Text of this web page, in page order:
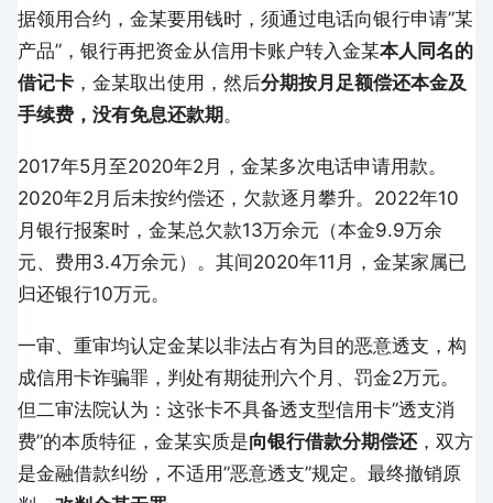
据领用合约，金某要用钱时，须通过电话向银行申请”某
产品”，银行再把资金从信用卡账户转入金某本人同名的
借记卡 ，金某取出使用，然后分期按月足额偿还本金及
手续费，没有免息还款期。
2017年5月至2020年2月，金某多次电话申请用款。
2020年2月后未按约偿还，欠款逐月攀升。2022年10
月银行报案时，金某总欠款13万余元（本金9.9万余
元、费用3.4万余元）。其间2020年11月，金某家属已
归还银行10万元。
一审、重审均认定金某以非法占有为目的恶意透支，构
成信用卡诈骗罪，判处有期徒刑六个月、罚金2万元。
但二审法院认为：这张卡不具备透支型信用卡”透支消
费”的本质特征，金某实质是向银行借款分期偿还，双方
是金融借款纠纷，不适用”恶意透支”规定。最终撤销原